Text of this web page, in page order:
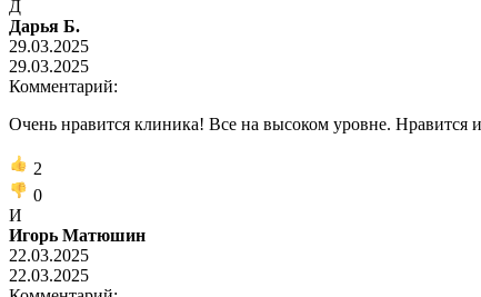
Д
Дарья Б.
29.03.2025
29.03.2025
Комментарий:
Очень нравится клиника! Все на высоком уровне. Нравится
2
0
И
Игорь Матюшин
22.03.2025
22.03.2025